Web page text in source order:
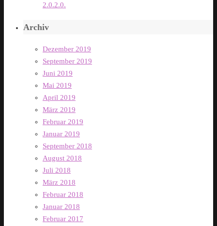
2.0.2.0.
Archiv
Dezember 2019
September 2019
Juni 2019
Mai 2019
April 2019
März 2019
Februar 2019
Januar 2019
September 2018
August 2018
Juli 2018
März 2018
Februar 2018
Januar 2018
Februar 2017